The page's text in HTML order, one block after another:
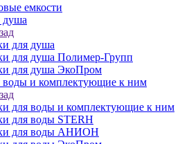
емкости
душа
для душа
для душа Полимер-Групп
для душа ЭкоПром
воды и комплектующие к ним
для воды и комплектующие к ним
для воды STERH
для воды АНИОН